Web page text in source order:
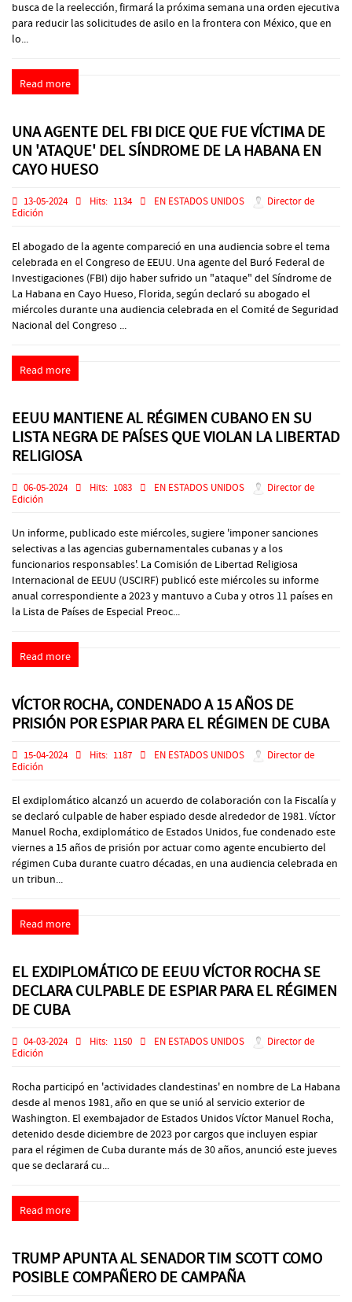
busca de la reelección, firmará la próxima semana una orden ejecutiva
para reducir las solicitudes de asilo en la frontera con México, que en
lo...
Read more
UNA AGENTE DEL FBI DICE QUE FUE VÍCTIMA DE
UN 'ATAQUE' DEL SÍNDROME DE LA HABANA EN
CAYO HUESO
13-05-2024 Hits: 1134 EN ESTADOS UNIDOS
Director de
Edición
El abogado de la agente compareció en una audiencia sobre el tema
celebrada en el Congreso de EEUU. Una agente del Buró Federal de
Investigaciones (FBI) dijo haber sufrido un "ataque" del Síndrome de
La Habana en Cayo Hueso, Florida, según declaró su abogado el
miércoles durante una audiencia celebrada en el Comité de Seguridad
Nacional del Congreso ...
Read more
EEUU MANTIENE AL RÉGIMEN CUBANO EN SU
LISTA NEGRA DE PAÍSES QUE VIOLAN LA LIBERTAD
RELIGIOSA
06-05-2024 Hits: 1083 EN ESTADOS UNIDOS
Director de
Edición
Un informe, publicado este miércoles, sugiere 'imponer sanciones
selectivas a las agencias gubernamentales cubanas y a los
funcionarios responsables'. La Comisión de Libertad Religiosa
Internacional de EEUU (USCIRF) publicó este miércoles su informe
anual correspondiente a 2023 y mantuvo a Cuba y otros 11 países en
la Lista de Países de Especial Preoc...
Read more
VÍCTOR ROCHA, CONDENADO A 15 AÑOS DE
PRISIÓN POR ESPIAR PARA EL RÉGIMEN DE CUBA
15-04-2024 Hits: 1187 EN ESTADOS UNIDOS
Director de
Edición
El exdiplomático alcanzó un acuerdo de colaboración con la Fiscalía y
se declaró culpable de haber espiado desde alrededor de 1981. Víctor
Manuel Rocha, exdiplomático de Estados Unidos, fue condenado este
viernes a 15 años de prisión por actuar como agente encubierto del
régimen Cuba durante cuatro décadas, en una audiencia celebrada en
un tribun...
Read more
EL EXDIPLOMÁTICO DE EEUU VÍCTOR ROCHA SE
DECLARA CULPABLE DE ESPIAR PARA EL RÉGIMEN
DE CUBA
04-03-2024 Hits: 1150 EN ESTADOS UNIDOS
Director de
Edición
Rocha participó en 'actividades clandestinas' en nombre de La Habana
desde al menos 1981, año en que se unió al servicio exterior de
Washington. El exembajador de Estados Unidos Víctor Manuel Rocha,
detenido desde diciembre de 2023 por cargos que incluyen espiar
para el régimen de Cuba durante más de 30 años, anunció este jueves
que se declarará cu...
Read more
TRUMP APUNTA AL SENADOR TIM SCOTT COMO
POSIBLE COMPAÑERO DE CAMPAÑA